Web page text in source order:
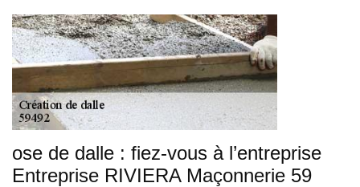
ose de dalle : fiez-vous à l’entreprise
Entreprise RIVIERA Maçonnerie 59